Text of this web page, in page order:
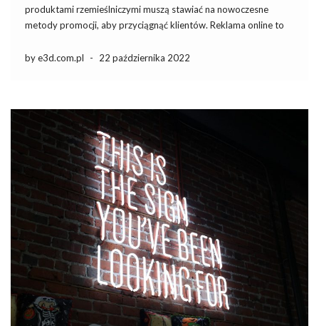
produktami rzemieślniczymi muszą stawiać na nowoczesne
metody promocji, aby przyciągnąć klientów. Reklama online to
dotrzeć do szerszej grupy odbiorców i skutecznie zrealizować
by e3d.com.pl - 22 października 2022